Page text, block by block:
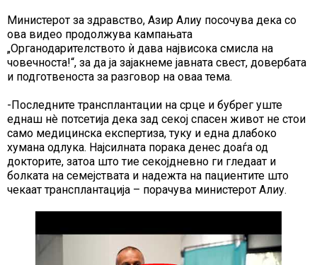
Министерот за здравство, Азир Алиу посочува дека со
ова видео продолжува кампањата
„Органодарителството ѝ дава највисока смисла на
човечноста!“, за да ја зајакнеме јавната свест, довербата
и подготвеноста за разговор на оваа тема.
-Последните трансплантации на срце и бубрег уште
еднаш нè потсетија дека зад секој спасен живот не стои
само медицинска експертиза, туку и една длабоко
хумана одлука. Најсилната порака денес доаѓа од
докторите, затоа што тие секојдневно ги гледаат и
болката на семејствата и надежта на пациентите што
чекаат трансплантација – порачува министерот Алиу.